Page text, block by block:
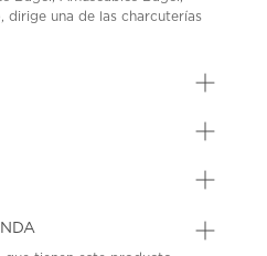
dirige una de las charcuterías